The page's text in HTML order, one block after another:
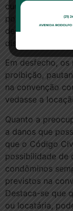
curto tempo
poderia gerar
desvirtuaria a
disso, ofereceria
Em desfecho,
proibição,
na convenção
vedasse a
Quanto a
a danos que
que o Código
possibilidade de
condôminos
previstos na
Destaca-se que
ou locatária,